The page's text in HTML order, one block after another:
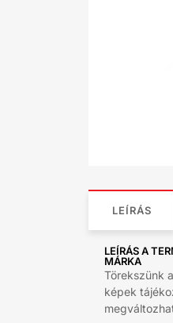
LEÍRÁS
LEÍRÁS A
MÁRKA
Törekszünk
képek